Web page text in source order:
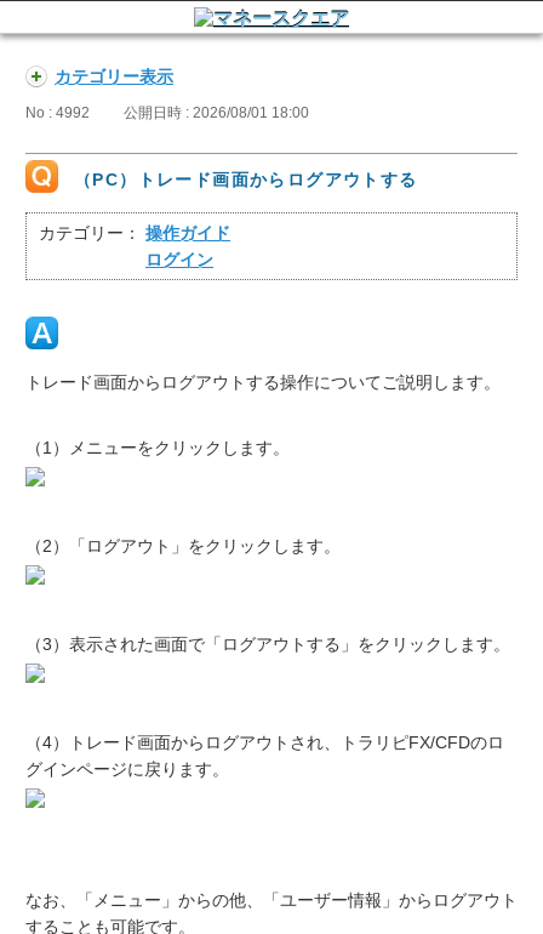
カテゴリー表示
No : 4992 公開日時 : 2026/08/01 18:00
（PC）トレード画面からログアウトする
カテゴリー：
操作ガイド
ログイン
トレード画面からログアウトする操作についてご説明します。
（1）メニューをクリックします。
（2）「ログアウト」をクリックします。
（3）表示された画面で「ログアウトする」をクリックします。
（4）トレード画面からログアウトされ、トラリピFX/CFDのロ
グインページに戻ります。
なお、「メニュー」からの他、「ユーザー情報」からログアウト
することも可能です。